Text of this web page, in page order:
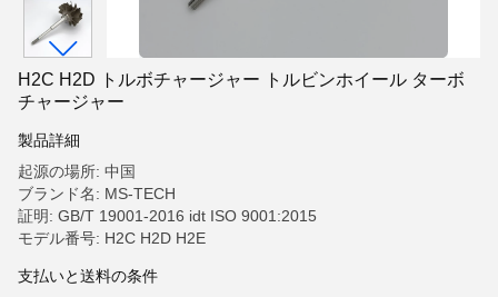
H2C H2D トルボチャージャー トルビンホイール ターボ
チャージャー
製品詳細
起源の場所: 中国
ブランド名: MS-TECH
証明: GB/T 19001-2016 idt ISO 9001:2015
モデル番号: H2C H2D H2E
支払いと送料の条件